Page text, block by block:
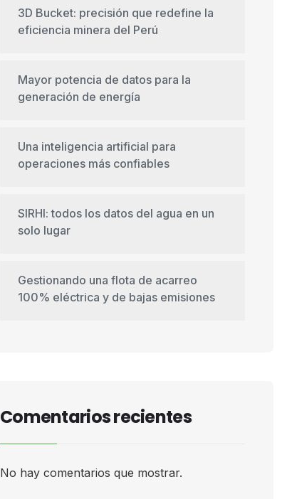
3D Bucket: precisión que redefine la
eficiencia minera del Perú
Mayor potencia de datos para la
generación de energía
Una inteligencia artificial para
operaciones más confiables
SIRHI: todos los datos del agua en un
solo lugar
Gestionando una flota de acarreo
100% eléctrica y de bajas emisiones
Comentarios recientes
No hay comentarios que mostrar.